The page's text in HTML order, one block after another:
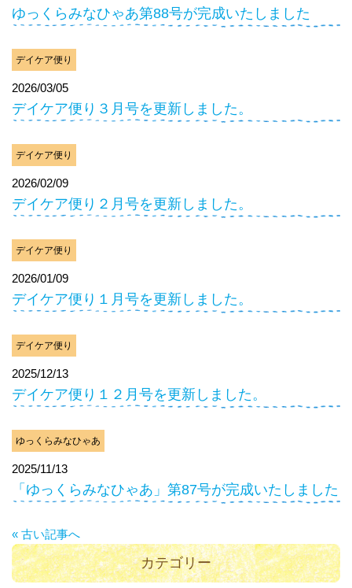
ゆっくらみなひゃあ第88号が完成いたしました
デイケア便り
2026/03/05
デイケア便り３月号を更新しました。
デイケア便り
2026/02/09
デイケア便り２月号を更新しました。
デイケア便り
2026/01/09
デイケア便り１月号を更新しました。
デイケア便り
2025/12/13
デイケア便り１２月号を更新しました。
ゆっくらみなひゃあ
2025/11/13
「ゆっくらみなひゃあ」第87号が完成いたしました
« 古い記事へ
カテゴリー